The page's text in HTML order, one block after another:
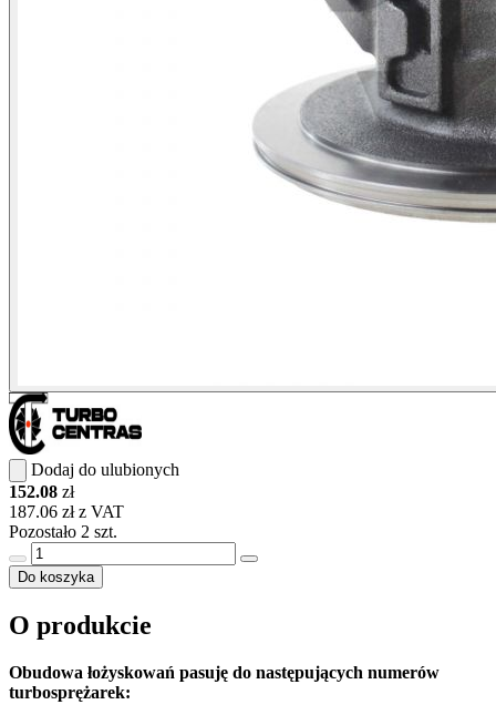
Dodaj do ulubionych
152.08 zł
187.06 zł z VAT
Pozostało 2 szt.
Do koszyka
O produkcie
Obudowa łożyskowań pasuję do następujących numerów
turbosprężarek: